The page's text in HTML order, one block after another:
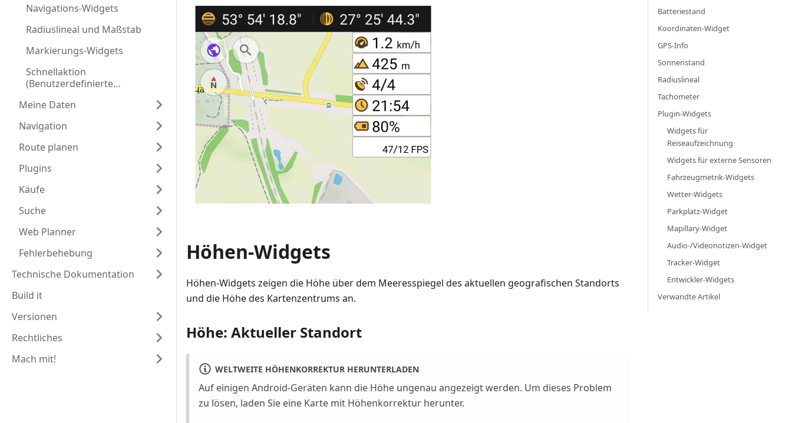
Navigations-Widgets
Radiuslineal und Maßstab
Markierungs-Widgets
Schnellaktion
(Benutzerdefinierte
Meine Daten
Navigation
Route planen
Plugins
Käufe
Suche
Web Planner
Fehlerbehebung
Technische Dokumentation
Build it
Versionen
Rechtliches
Mach mit!
Höhen-Widgets
Höhen-Widgets zeigen die Höhe über dem Meeresspiegel des aktuellen geografischen Standorts
und die Höhe des Kartenzentrums an.
Höhe: Aktueller Standort
WELTWEITE HÖHENKORREKTUR HERUNTERLADEN
Auf einigen Android-Geräten kann die Höhe ungenau angezeigt werden. Um dieses Problem
zu lösen, laden Sie eine Karte mit Höhenkorrektur herunter.
Batteriestand
Koordinaten-Widget
GPS-Info
Sonnenstand
Radiuslineal
Tachometer
Plugin-Widgets
Widgets für
Reiseaufzeichnung
Widgets für externe Sensoren
Fahrzeugmetrik-Widgets
Wetter-Widgets
Parkplatz-Widget
Mapillary-Widget
Audio-/Videonotizen-Widget
Tracker-Widget
Entwickler-Widgets
Verwandte Artikel